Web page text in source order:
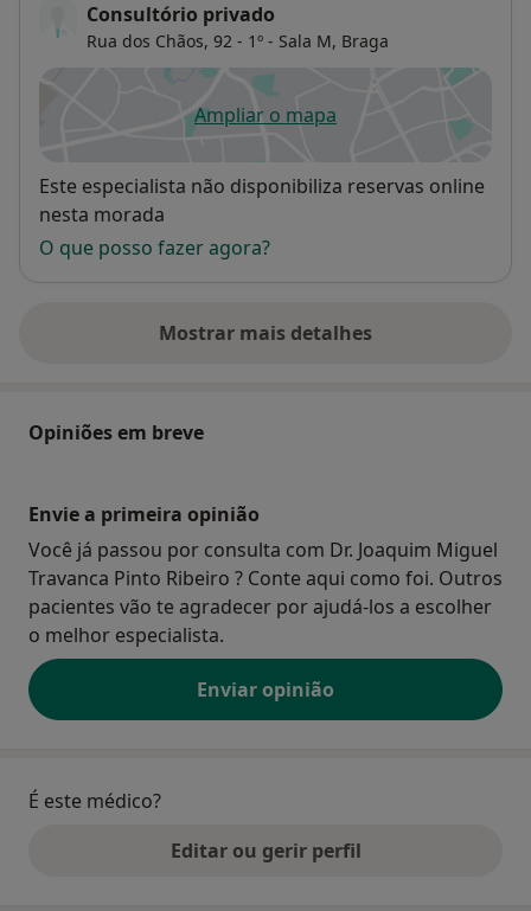
Consultório privado
Rua dos Chãos, 92 - 1º - Sala M, Braga
Ampliar o mapaabre num novo separador
Disponibilidade
Este especialista não disponibiliza reservas online
nesta morada
O que posso fazer agora?
Mostrar mais detalhes
sobre o endereço
Opiniões em breve
Envie a primeira opinião
Você já passou por consulta com Dr. Joaquim Miguel
Travanca Pinto Ribeiro ? Conte aqui como foi. Outros
pacientes vão te agradecer por ajudá-los a escolher
o melhor especialista.
Enviar opinião
É este médico?
Editar ou gerir perfil